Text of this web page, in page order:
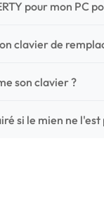
pour mon PC
points critiques
clavier de
vos touches.
son clavier ?
économique !
si le mien ne l'est